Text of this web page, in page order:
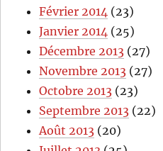
Février 2014 (23)
Janvier 2014 (25)
Décembre 2013 (27)
Novembre 2013 (27)
Octobre 2013 (23)
Septembre 2013 (22)
Août 2013 (20)